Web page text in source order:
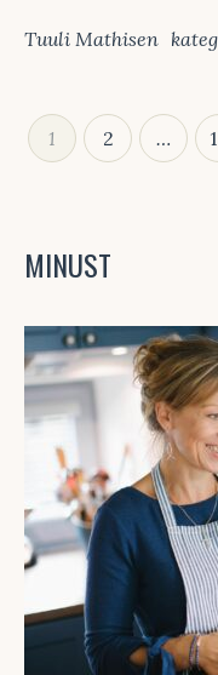
Tuuli Mathisen
1 2 …
MINUST